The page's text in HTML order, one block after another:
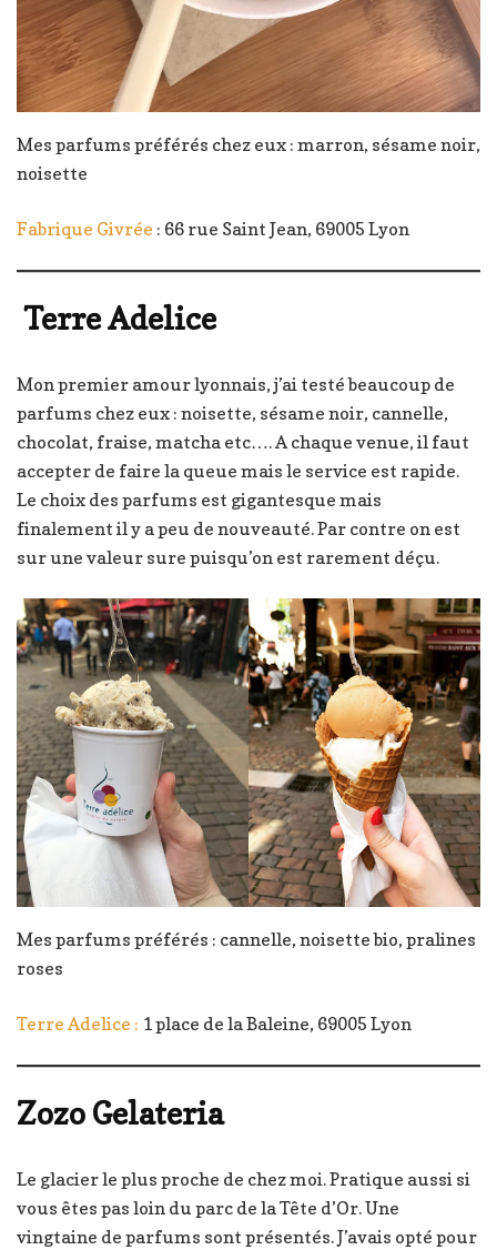
Mes parfums préférés chez eux : marron, sésame noir,
noisette
Fabrique Givrée : 66 rue Saint Jean, 69005 Lyon
Terre Adelice
Mon premier amour lyonnais, j’ai testé beaucoup de
parfums chez eux : noisette, sésame noir, cannelle,
chocolat, fraise, matcha etc…. A chaque venue, il faut
accepter de faire la queue mais le service est rapide.
Le choix des parfums est gigantesque mais
finalement il y a peu de nouveauté. Par contre on est
sur une valeur sure puisqu’on est rarement déçu.
Mes parfums préférés : cannelle, noisette bio, pralines
roses
Terre Adelice : 1 place de la Baleine, 69005 Lyon
Zozo Gelateria
Le glacier le plus proche de chez moi. Pratique aussi si
vous êtes pas loin du parc de la Tête d’Or. Une
vingtaine de parfums sont présentés. J’avais opté pour